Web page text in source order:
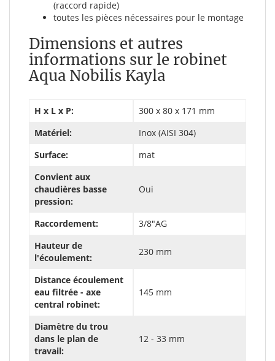
(raccord rapide)
toutes les pièces nécessaires pour le montage
Dimensions et autres
informations sur le robinet
Aqua Nobilis Kayla
H x L x P:
300 x 80 x 171 mm
Matériel:
Inox (AISI 304)
Surface:
mat
Convient aux
chaudières basse
pression:
Oui
Raccordement:
3/8"AG
Hauteur de
l'écoulement:
230 mm
Distance écoulement
eau filtrée - axe
central robinet:
145 mm
Diamètre du trou
dans le plan de
travail:
12 - 33 mm